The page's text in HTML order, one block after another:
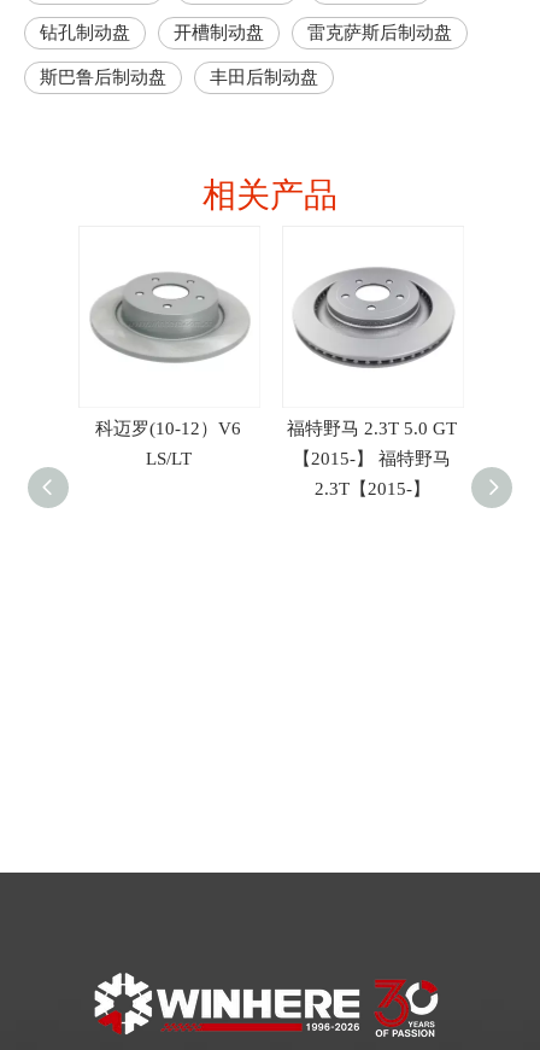
钻孔制动盘 开槽制动盘 雷克萨斯后制动盘
斯巴鲁后制动盘 丰田后制动盘
相关产品
科迈罗(10-12）V6
LS/LT
福特野马 2.3T 5.0 GT
【2015-】 福特野马
2.3T【2015-】
口